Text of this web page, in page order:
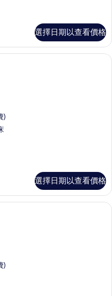
選擇日期以查看價格
洋房, 花園景觀 | 迷你吧、書桌、遮光
)
選擇日期以查看價格
豪華客房, 花園景觀 | 迷你吧、書桌
)